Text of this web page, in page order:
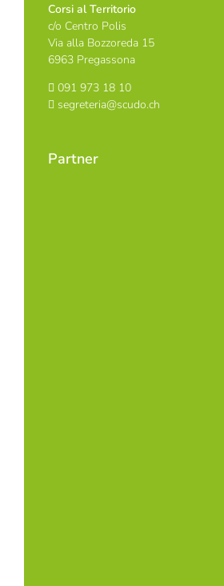
Corsi al Territorio
c/o Centro Polis
Via alla Bozzoreda 15
6963 Pregassona
091 973 18 10
segreteria@scudo.ch
Partner